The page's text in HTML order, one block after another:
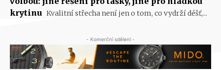
krytinu Kvalitní střecha není jen o tom, co vydrží déšť,...
- Komerční sdělení -